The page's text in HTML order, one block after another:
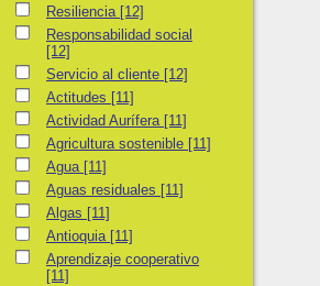
ResilienciaResiliencia [12]
Responsabilidad social
Responsabilidad social
[12]
Servicio al cliente
Servicio al cliente [12]
ActitudesActitudes [11]
Actividad Aurífera
Actividad Aurífera [11]
Agricultura sostenible
Agricultura sostenible [11]
AguaAgua [11]
Aguas residuales
Aguas residuales [11]
AlgasAlgas [11]
AntioquiaAntioquia [11]
Aprendizaje cooperativo
Aprendizaje cooperativo
[11]